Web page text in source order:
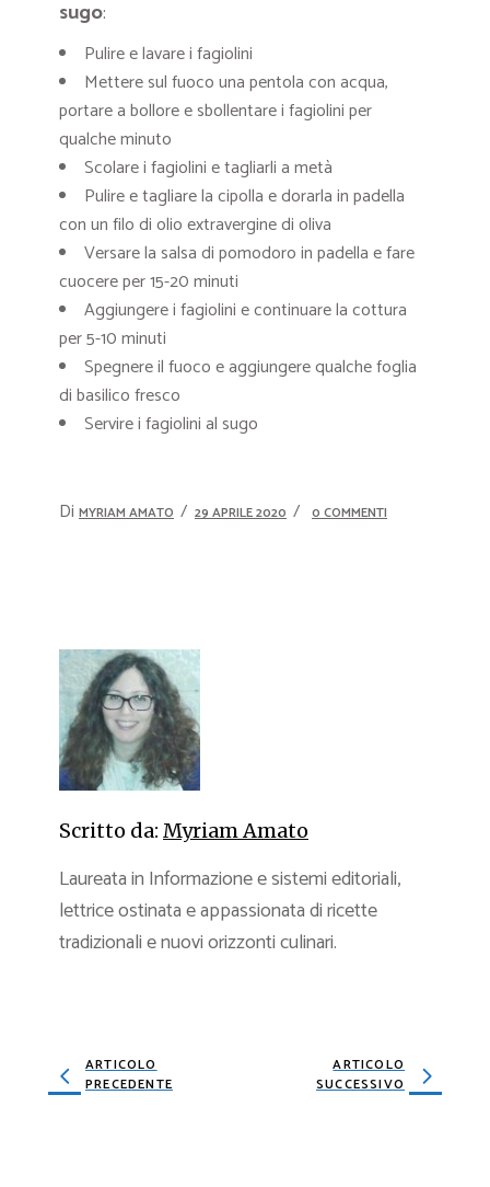
sugo:
Pulire e lavare i fagiolini
Mettere sul fuoco una pentola con acqua,
portare a bollore e sbollentare i fagiolini per
qualche minuto
Scolare i fagiolini e tagliarli a metà
Pulire e tagliare la cipolla e dorarla in padella
con un filo di olio extravergine di oliva
Versare la salsa di pomodoro in padella e fare
cuocere per 15-20 minuti
Aggiungere i fagiolini e continuare la cottura
per 5-10 minuti
Spegnere il fuoco e aggiungere qualche foglia
di basilico fresco
Servire i fagiolini al sugo
Di MYRIAM AMATO 29 APRILE 2020 0 COMMENTI
Scritto da: Myriam Amato
Laureata in Informazione e sistemi editoriali,
lettrice ostinata e appassionata di ricette
tradizionali e nuovi orizzonti culinari.
ARTICOLO
PRECEDENTE
ARTICOLO
SUCCESSIVO